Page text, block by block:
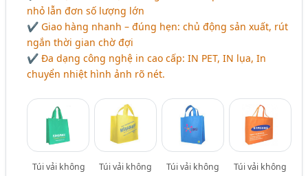
nhỏ lẫn đơn số lượng lớn
✔ Giao hàng nhanh – đúng hẹn: chủ động sản xuất, rút
ngắn thời gian chờ đợi
✔ Đa dạng công nghệ in cao cấp: IN PET, IN lụa, In
chuyển nhiệt hình ảnh rõ nét.
Túi vải không
Túi vải không
Túi vải không
Túi vải không